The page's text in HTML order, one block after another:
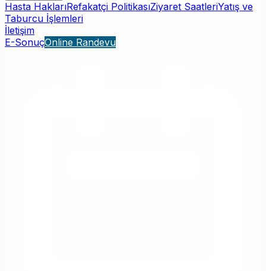
Hasta HaklarıRefakatçi PolitikasıZiyaret SaatleriYatış ve
Taburcu İşlemleri
İletişim
E-SonuçOnline Randevu